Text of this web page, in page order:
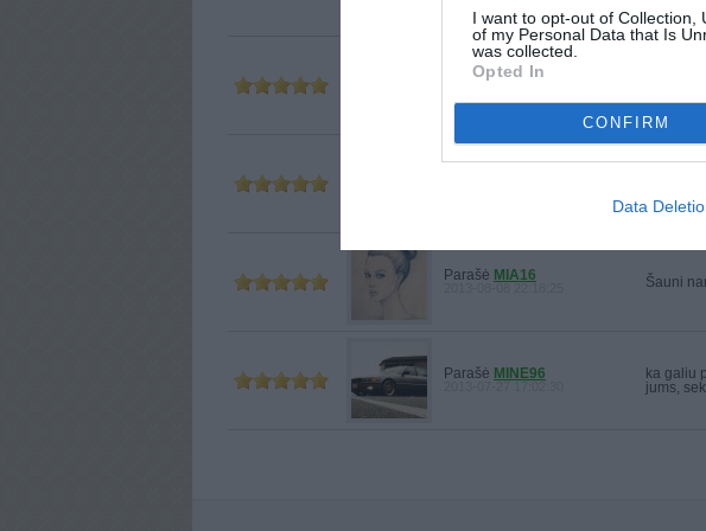
I want to opt-out of Collection,
of my Personal Data that Is
was collected.
Opted In
CONFIRM
Data
ParašėMUZIKAS
mainai.
Parašė MIA16 Šauni
Parašė MINE96
ka galiu
jums,